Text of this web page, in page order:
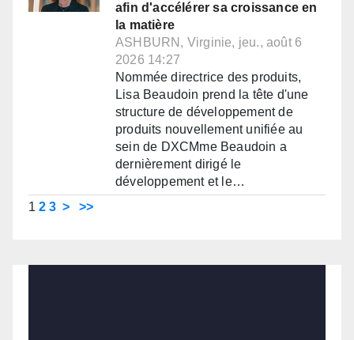
afin d'accélérer sa croissance en
la matière
ASHBURN, Virginie, jeu., août 6
2026 14:27
Nommée directrice des produits,
Lisa Beaudoin prend la tête d'une
structure de développement de
produits nouvellement unifiée au
sein de DXCMme Beaudoin a
dernièrement dirigé le
développement et le…
1 2 3 > >>